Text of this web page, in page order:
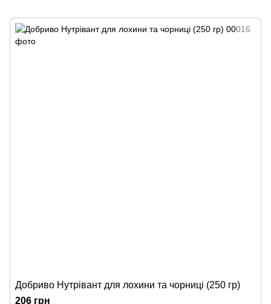
Добриво Нутрівант для лохини та чорниці (250 гр)
206 грн